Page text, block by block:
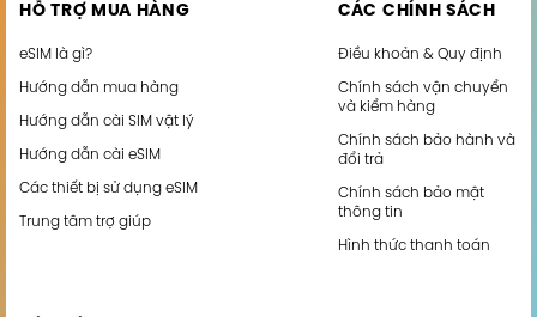
HỖ TRỢ MUA HÀNG
eSIM là gì?
Hướng dẫn mua hàng
Hướng dẫn cài SIM vật lý
Hướng dẫn cài eSIM
Các thiết bị sử dụng eSIM
Trung tâm trợ giúp
CÁC CHÍNH SÁCH
Điều khoản & Quy định
Chính sách vận chuyển
và kiểm hàng
Chính sách bảo hành và
đổi trả
Chính sách bảo mật
thông tin
Hình thức thanh toán